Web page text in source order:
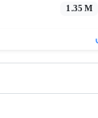
1.35 M